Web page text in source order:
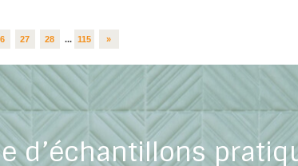
27 28 ... 115 »
d’échantillons